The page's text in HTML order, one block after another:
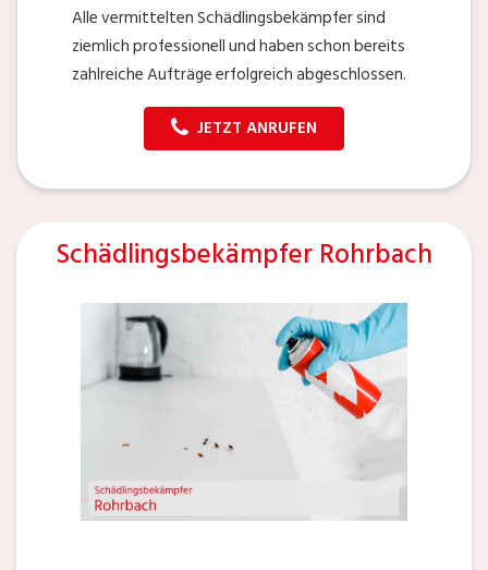
Alle vermittelten Schädlingsbekämpfer sind
ziemlich professionell und haben schon bereits
zahlreiche Aufträge erfolgreich abgeschlossen.
JETZT ANRUFEN
Schädlingsbekämpfer Rohrbach